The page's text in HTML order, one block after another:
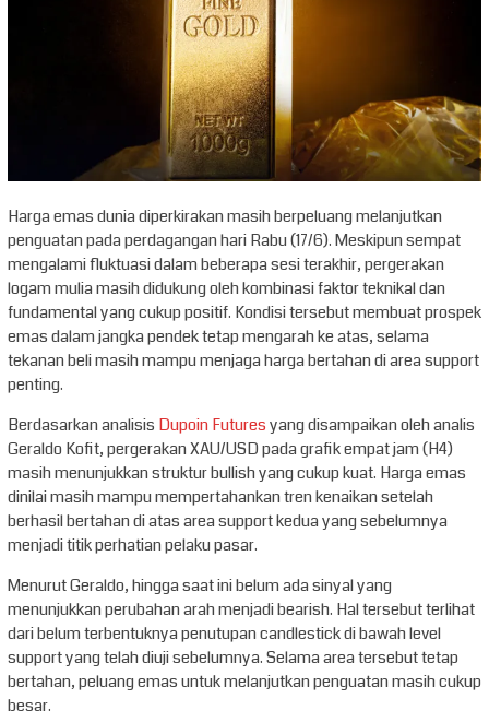
Harga emas dunia diperkirakan masih berpeluang melanjutkan
penguatan pada perdagangan hari Rabu (17/6). Meskipun sempat
mengalami fluktuasi dalam beberapa sesi terakhir, pergerakan
logam mulia masih didukung oleh kombinasi faktor teknikal dan
fundamental yang cukup positif. Kondisi tersebut membuat prospek
emas dalam jangka pendek tetap mengarah ke atas, selama
tekanan beli masih mampu menjaga harga bertahan di area support
penting.
Berdasarkan analisis Dupoin Futuresyang disampaikan oleh analis
Geraldo Kofit, pergerakan XAU/USD pada grafik empat jam (H4)
masih menunjukkan struktur bullish yang cukup kuat. Harga emas
dinilai masih mampu mempertahankan tren kenaikan setelah
berhasil bertahan di atas area support kedua yang sebelumnya
menjadi titik perhatian pelaku pasar.
Menurut Geraldo, hingga saat ini belum ada sinyal yang
menunjukkan perubahan arah menjadi bearish. Hal tersebut terlihat
dari belum terbentuknya penutupan candlestick di bawah level
support yang telah diuji sebelumnya. Selama area tersebut tetap
bertahan, peluang emas untuk melanjutkan penguatan masih cukup
besar.